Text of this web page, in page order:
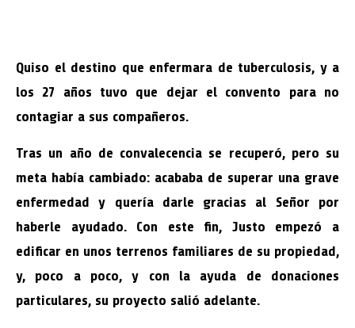
Quiso el destino que enfermara de tuberculosis, y a
los 27 años tuvo que dejar el convento para no
contagiar a sus compañeros.
Tras un año de convalecencia se recuperó, pero su
meta había cambiado: acababa de superar una grave
enfermedad y quería darle gracias al Señor por
haberle ayudado. Con este fin, Justo empezó a
edificar en unos terrenos familiares de su propiedad,
y, poco a poco, y con la ayuda de donaciones
particulares, su proyecto salió adelante.